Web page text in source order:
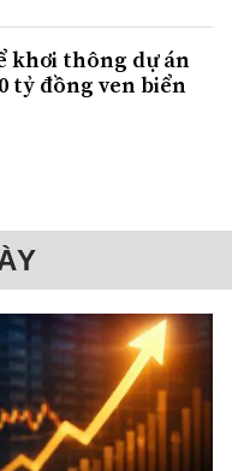
khơi thông dự án
tỷ đồng ven biển